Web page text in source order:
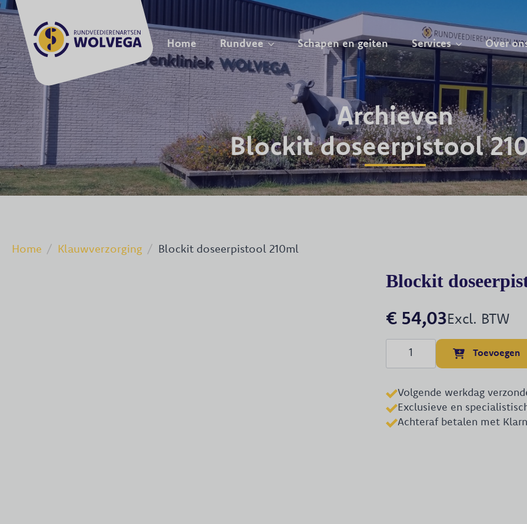
Home Rundvee Schapen en geiten Services Over
Archieven
Blockit doseerpistool
Home Klauwverzorging Blockit doseerpistool 210ml
Blockit
€ 54,03 Excl. BTW
Blockit
doseerpistool
210ml
Toevoegen
Volgende werkdag
Exclusieve en
Achteraf betalen met